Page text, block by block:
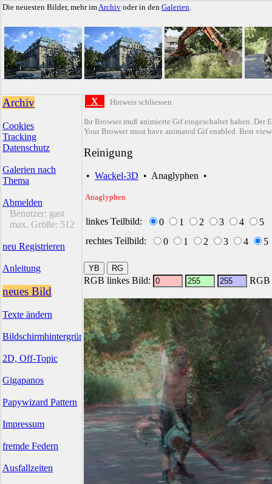
Die neuesten Bilder, mehr imArchiv oder in den Galerien.
Archiv
Cookies
Tracking
Datenschutz
Galerien nach
Thema
Abmelden
Benutzer: gast
max. Größe: 512
neu Registrieren
Anleitung
neues Bild
Texte ändern
Bildschirmhintergründe
2D, Off-Topic
Gigapanos
Papywizard Pattern
Impressum
fremde Federn
Ausfallzeiten
X Hinweis schliessen
Ihr Browser muß animierte Gif eingeschaltet haben. Der
Your Browser must have animated Gif enabled. Best
Reinigung
• Wackel-3D • Anaglyphen •
Anaglyphen
linkes Teilbild: 0 1 2 3 4
5
rechtes Teilbild:
0 1 2 3 4 5
RGB linkes Bild: RGB